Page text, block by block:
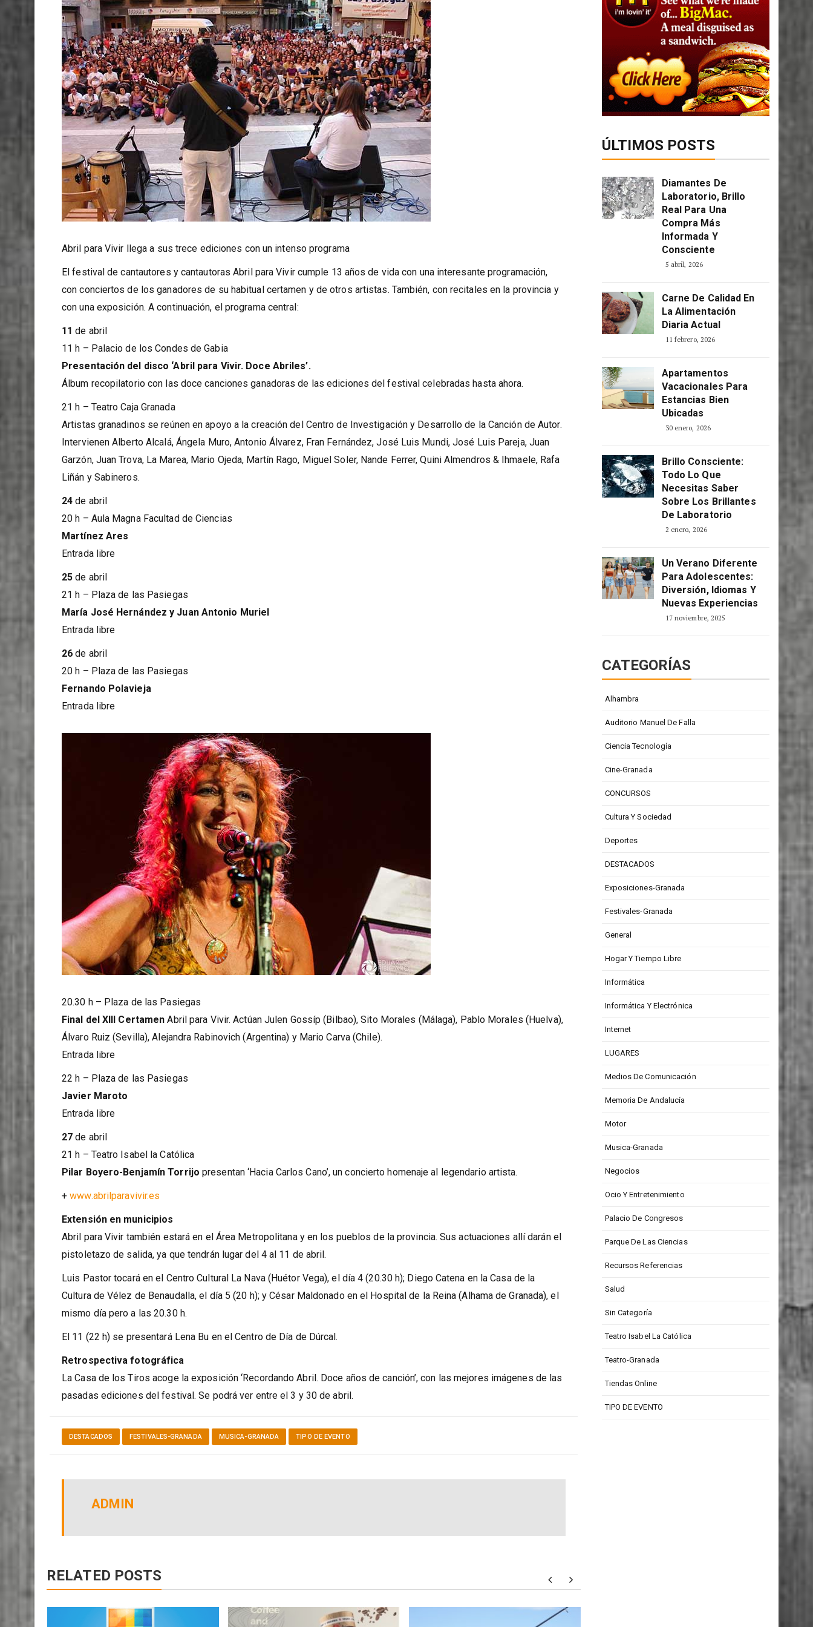
Abril para Vivir llega a sus trece ediciones con un intenso programa
El festival de cantautores y cantautoras Abril para Vivir cumple 13 años de vida con una interesante programación,
con conciertos de los ganadores de su habitual certamen y de otros artistas. También, con recitales en la provincia y
con una exposición. A continuación, el programa central:
11de abril
11 h – Palacio de los Condes de Gabia
Presentación del disco ‘Abril para Vivir. Doce Abriles’.
Álbum recopilatorio con las doce canciones ganadoras de las ediciones del festival celebradas hasta ahora.
21 h – Teatro Caja Granada
Artistas granadinos se reúnen en apoyo a la creación del Centro de Investigación y Desarrollo de la Canción de Autor.
Intervienen Alberto Alcalá, Ángela Muro, Antonio Álvarez, Fran Fernández, José Luis Mundi, José Luis Pareja, Juan
Garzón, Juan Trova, La Marea, Mario Ojeda, Martín Rago, Miguel Soler, Nande Ferrer, Quini Almendros & Ihmaele, Rafa
Liñán y Sabineros.
24de abril
20 h – Aula Magna Facultad de Ciencias
Martínez Ares
Entrada libre
25 de abril
21 h – Plaza de las Pasiegas
María José Hernández y Juan Antonio Muriel
Entrada libre
26 de abril
20 h – Plaza de las Pasiegas
Fernando Polavieja
20.30 h – Plaza de las Pasiegas
Final del XIII CertamenAbril para Vivir. Actúan Julen Gossíp (Bilbao), Sito Morales (Málaga), Pablo Morales (Huelva),
Álvaro Ruiz (Sevilla), Alejandra Rabinovich (Argentina) y Mario Carva (Chile).
Entrada libre
22 h – Plaza de las Pasiegas
Javier Maroto
Entrada libre
27 de abril
21 h – Teatro Isabel la Católica
Pilar Boyero-Benjamín Torrijo
+www.abrilparavivir.es
Extensión en municipios
Abril para Vivir también estará en el Área Metropolitana y en los pueblos de la provincia. Sus actuaciones allí darán el
pistoletazo de salida, ya que tendrán lugar del 4 al 11 de abril.
Luis Pastor tocará en el Centro Cultural La Nava (Huétor Vega), el día 4 (20.30 h); Diego Catena en la Casa de la
Cultura de Vélez de Benaudalla, el día 5 (20 h); y César Maldonado en el Hospital de la Reina (Alhama de Granada), el
mismo día pero a las 20.30 h.
El 11 (22 h) se presentará Lena Bu en el Centro de Día de Dúrcal.
Retrospectiva fotográfica
La Casa de los Tiros acoge la exposición ‘Recordando Abril. Doce años de canción’, con las mejores imágenes de las
Diamantes De
Laboratorio, Brillo
Real Para Una
Compra Más
Informada Y
Carne De Calidad En
La Alimentación
Apartamentos
Vacacionales Para
Estancias Bien
Brillo Consciente:
Todo Lo Que
Necesitas Saber
Sobre Los Brillantes
Un Verano Diferente
Para Adolescentes:
Diversión, Idiomas Y
Alhambra
Auditorio Manuel De Falla
Ciencia Tecnología
Cine-Granada
CONCURSOS
Cultura Y Sociedad
Deportes
DESTACADOS
Exposiciones-Granada
Festivales-Granada
General
Hogar Y Tiempo Libre
Informática
Informática Y Electrónica
Internet
LUGARES
Medios De Comunicación
Memoria De Andalucía
Motor
Musica-Granada
Negocios
Ocio Y Entretenimiento
Palacio De Congresos
Parque De Las Ciencias
Recursos Referencias
Salud
Sin Categoría
Teatro Isabel La Católica
Teatro-Granada
Tiendas Online